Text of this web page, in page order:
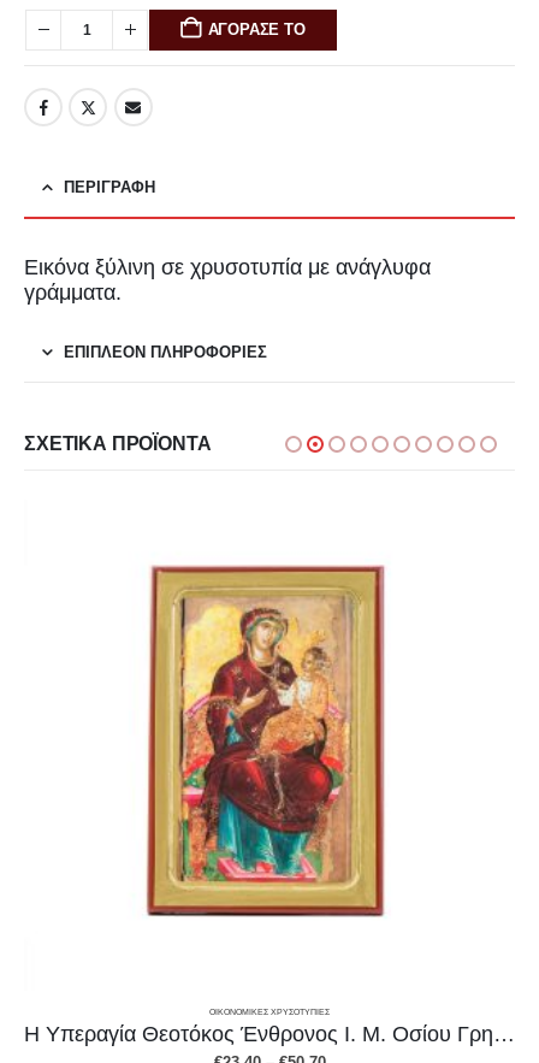
ΑΓΟΡΑΣΕ ΤΟ
ΠΕΡΙΓΡΑΦΉ
Εικόνα ξύλινη σε χρυσοτυπία με ανάγλυφα
γράμματα.
ΕΠΙΠΛΈΟΝ ΠΛΗΡΟΦΟΡΊΕΣ
ΣΧΕΤΙΚΆ ΠΡΟΪΌΝΤΑ
ΟΙΚΟΝΟΜΙΚΕΣ ΧΡΥΣΟΤΥΠΙΕΣ
Η Υπεραγία Θεοτόκος Ένθρονος Ι. Μ. Οσίου Γρηγορίου, Άγιον Όρος